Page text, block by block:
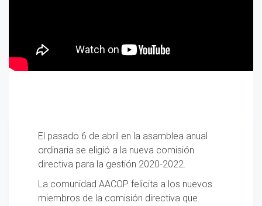
El pasado 6 de abril en la asamblea anual
ordinaria se eligió a la nueva comisión
directiva para la gestión 2020-2022.
La comunidad AACOP felicita a los nuevos
miembros de la comisión directiva que